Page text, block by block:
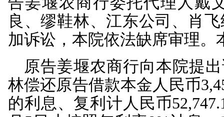
法定代表人：肖飞，
被告：肖飞，男，
号码
楼103室。